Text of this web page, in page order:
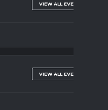
VIEW ALL EVENTS
VIEW ALL EVENTS